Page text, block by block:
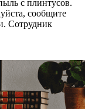
с плинтусов.
сообщите
Сотрудник